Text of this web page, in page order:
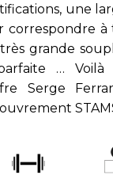
une
correspondre à
grande
… Voilà
Serge